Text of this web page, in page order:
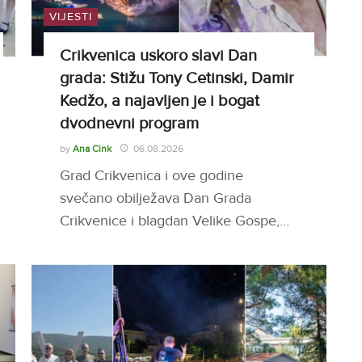
VIJESTI
Crikvenica uskoro slavi Dan
grada: Stižu Tony Cetinski, Damir
Kedžo, a najavljen je i bogat
dvodnevni program
by Ana Cink 06.08.2026
Grad Crikvenica i ove godine
svečano obilježava Dan Grada
Crikvenice i blagdan Velike Gospe,…